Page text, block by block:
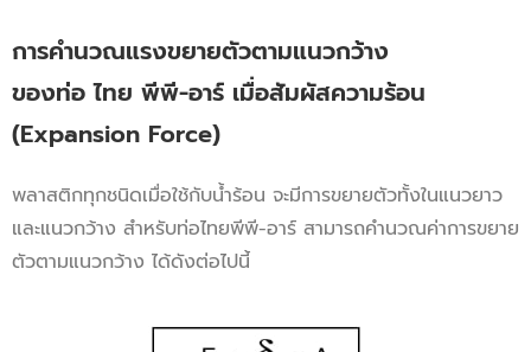
การคำนวณแรงขยายตัวตามแนวกว้าง
ของท่อ ไทย พีพี-อาร์ เมื่อสัมผัสความร้อน
(Expansion Force)
พลาสติกทุกชนิดเมื่อใช้กับน้ำร้อน จะมีการขยายตัวทั้งในแนวยาว
และแนวกว้าง สำหรับท่อไทยพีพี-อาร์ สามารถคำนวณค่าการขยาย
ตัวตามแนวกว้าง ได้ดังต่อไปนี้